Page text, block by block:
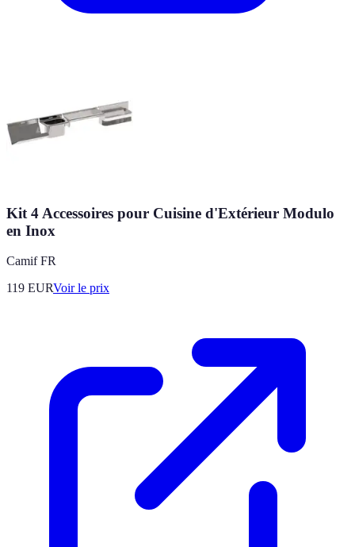
Kit 4 Accessoires pour Cuisine d'Extérieur Modulo
en Inox
Camif FR
119 EURVoir le prix